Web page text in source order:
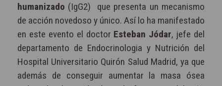
humanizado (IgG2) que presenta un mecanismo
de acción novedoso y único. Así lo ha manifestado
en este evento el doctor Esteban Jódar, jefe del
departamento de Endocrinologia y Nutrición del
Hospital Universitario Quirón Salud Madrid, ya que
además de conseguir aumentar la masa ósea